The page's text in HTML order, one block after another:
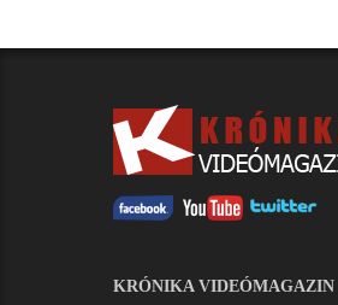
KRÓNIKA VIDEÓMAGAZIN